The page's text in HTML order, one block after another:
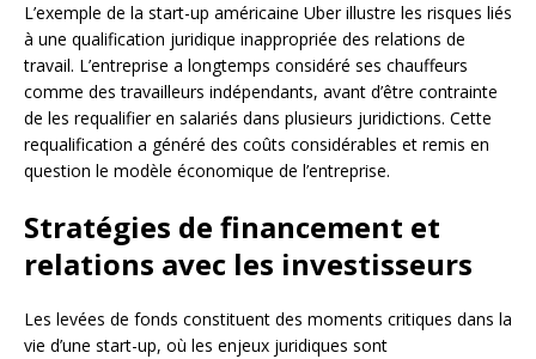
L’exemple de la start-up américaine Uber illustre les risques liés
à une qualification juridique inappropriée des relations de
travail. L’entreprise a longtemps considéré ses chauffeurs
comme des travailleurs indépendants, avant d’être contrainte
de les requalifier en salariés dans plusieurs juridictions. Cette
requalification a généré des coûts considérables et remis en
question le modèle économique de l’entreprise.
Stratégies de financement et
relations avec les investisseurs
Les levées de fonds constituent des moments critiques dans la
vie d’une start-up, où les enjeux juridiques sont